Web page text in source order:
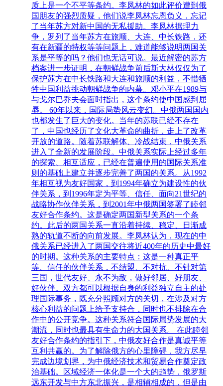
质上是一个不平等条约。李凤林的如此评价遭到俄
国朋友的强烈质疑，他们说李凤林忘恩负义，忘记
了当年苏方对新中国的无私援助。李凤林据理力
争，罗列了当年苏方在旅顺、大连、中长铁路，还
有在新疆的特权等等问题上，难道能够说明两国关
系是平等的吗？他们也无话可说。最近解密的苏方
档案进一步证明，在朝鲜战争前后斯大林仅仅为了
保护苏方在中长铁路和大连和旅顺的利益，不惜牺
牲中国利益挑动朝鲜战争的内幕。邓小平在1989与
与戈尔巴乔夫会面时指出，这个条约使中国感到屈
辱。 60年以来，国际局势风云变幻。中俄两国国内
也都发生了巨大的变化。当年的苏联已经不存在
了，中国也经历了文化大革命的曲折，走上了改革
开放的道路。随着苏联解体、冷战结束，中俄关系
进入了全新的发展阶段。中俄关系实际上经过多年
的探索、相互适应，已经在普遍使用的国际关系准
则的基础上建立并逐步完善了两国的关系。从1992
年相互视为友好国家，到1994年确立为建设性的伙
伴关系，到1996年定为平等、信任、面向21世纪的
战略协作伙伴关系，到2001年中俄两国签署了睦邻
友好合作条约。这是确定两国新型关系的一个条
约。此后的两国关系一直沿着持续、稳定、日渐成
熟的轨道不断的向前发展。李凤林认为，现在的中
俄关系已经进入了两国交往将近400年的历史中最好
的时期。这种关系的主要特点：这是一种真正平
等、信任的伙伴关系，不结盟、不对抗、不针对第
三国，世代友好、永不为敌，做好邻居、好朋友、
好伙伴。双方都可以根据自身的利益独立自主的处
理国际事务，既充分照顾对方的关切，在涉及对方
核心利益的问题上给予支持合，同时也不排除在合
作中的公开竞争。这种关系符合国际局势发展的大
潮流，同时也最具有生命力的大国关系。 在此睦邻
友好合作条约的指引下，中俄友好合作是真诚平等
互利共赢的。为了解除俄方的心里障碍，我方尽早
完成边境划界，为中俄经济技术和贸易合作奠定政
治基础。区域经济一体化是一个大的趋势，俄罗斯
远东开发与中方东北振兴，是相辅相成的，但是由